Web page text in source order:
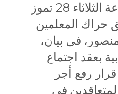
تأخر رفع أجر الساعة الثلاثاء 28 تموز
حراك المعلمين
في بيان،
بعقد اجتماع
رفع أجر
في